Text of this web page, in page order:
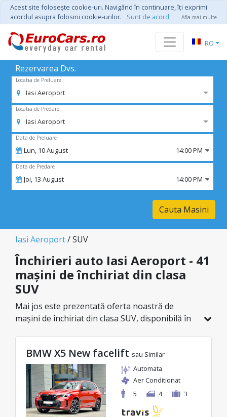
Acest site foloseşte cookie-uri. Navigând în continuare, îţi exprimi
acordul asupra folosirii cookie-urilor.
Sunt de acord Afla mai multe
RO
Rezervarea Dvs.
Locatia de Preluare
Iasi Aeroport
Locatia de Predare
Iasi Aeroport
Data de Preluare
Lun, 10August 14:00 PM
Data de Predare
Joi, 13 August 14:00 PM
Cauta Masini
Iasi Aeroport/ SUV
Închirieri auto Iasi Aeroport - 41
mașini de închiriat din clasa
SUV
Mai jos este prezentată oferta noastră de
mașini de închiriat din clasa SUV, disponibilă în
categoria selectată, cu prețuri avantajoase ce
pornesc de la doar 26€/zi.
BMW X5 New facelift sau Similar
Automata
Aer Conditionat
5
4 3